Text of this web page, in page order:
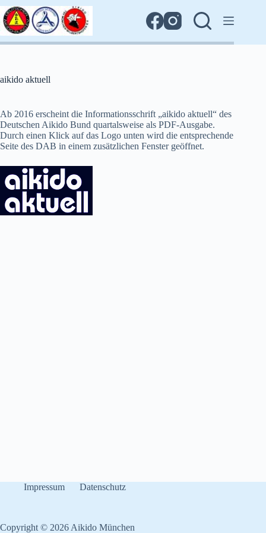
Zum
Inhalt
springen
aikido aktuell
Ab 2016 erscheint die Informationsschrift „aikido aktuell“ des
Deutschen Aikido Bund quartalsweise als PDF-Ausgabe.
Durch einen Klick auf das Logo unten wird die entsprechende
Seite des DAB in einem zusätzlichen Fenster geöffnet.
Impressum Datenschutz
Copyright © 2026 Aikido München